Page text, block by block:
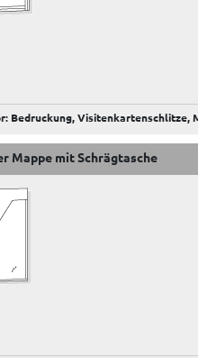
Bedruckung, Visitenkartenschlitze,
Mappe mit Schrägtasche